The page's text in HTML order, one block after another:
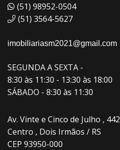
(51) 98952-0504
(51) 3564-5627
imobiliariasm2021@gmail.com
SEGUNDA A SEXTA -
8:30 às 11:30 - 13:30 às 18:00
SÁBADO - 8:30 às 11:30
Av. Vinte e Cinco de Julho , 442
Centro , Dois Irmãos / RS
CEP 93950-000